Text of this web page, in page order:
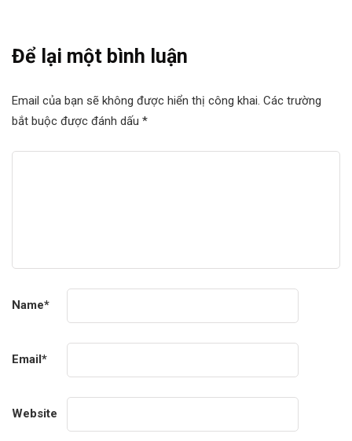
Để lại một bình luận
Email của bạn sẽ không được hiển thị công khai. Các trường
bắt buộc được đánh dấu *
Name*
Email*
Website